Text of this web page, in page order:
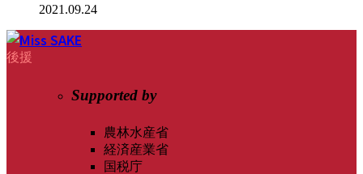
2021.09.24
後援
Supported by
農林水産省
経済産業省
国税庁